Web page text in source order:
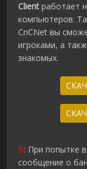
Client работает
компьютеров.
CnCNet вы
игроками, а
знакомых.
В: При попытке
сообщение о